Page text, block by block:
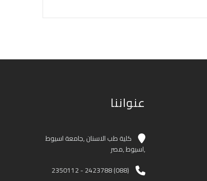
عنواننا
كلية طب الاسنان ,جامعة اسيوط
,اسيوط ,مصر
(088) 2423788 - 2350112